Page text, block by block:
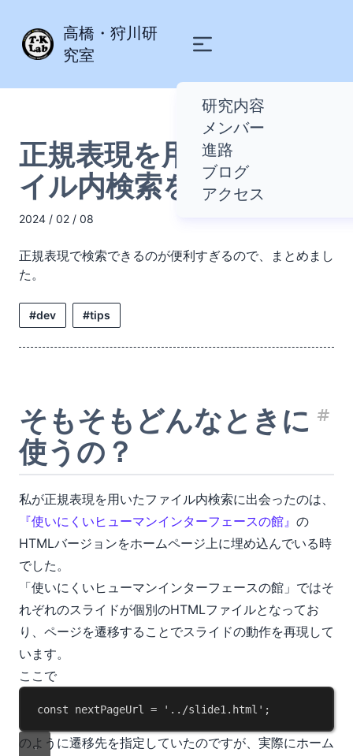
高橋・狩川研
究室
研究内容
メンバー
進路
ブログ
アクセス
正規表現を用いてファ
イル内検索をする方法
2024 / 02 / 08
正規表現で検索できるのが便利すぎるので、まとめまし
た。
#dev #tips
そもそもどんなときに
使うの？
私が正規表現を用いたファイル内検索に出会ったのは、
『使いにくいヒューマンインターフェースの館』 の
HTMLバージョンをホームページ上に埋め込んでいる時
でした。
「使いにくいヒューマンインターフェースの館」ではそ
れぞれのスライドが個別のHTMLファイルとなってお
り、ページを遷移することでスライドの動作を再現して
います。
ここで
const nextPageUrl = '../slide1.html' ;
のように遷移先を指定していたのですが、実際にホーム